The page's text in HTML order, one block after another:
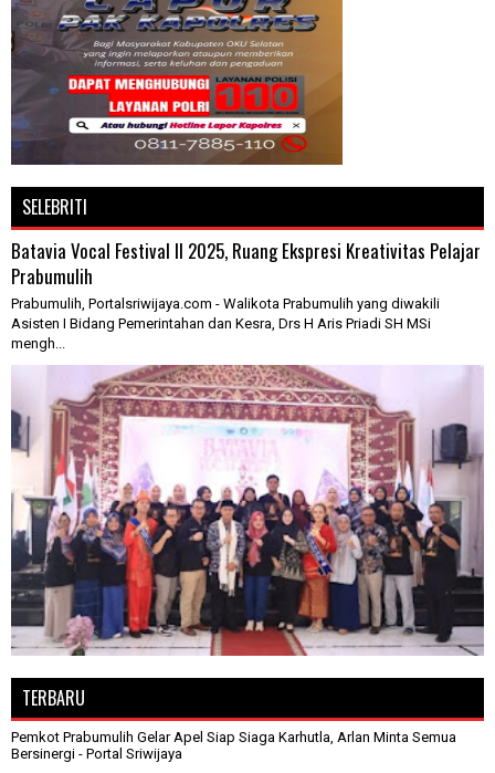
SELEBRITI
Batavia Vocal Festival II 2025, Ruang Ekspresi Kreativitas Pelajar
Prabumulih
Prabumulih, Portalsriwijaya.com - Walikota Prabumulih yang diwakili
Asisten I Bidang Pemerintahan dan Kesra, Drs H Aris Priadi SH MSi
mengh...
TERBARU
Pemkot Prabumulih Gelar Apel Siap Siaga Karhutla, Arlan Minta Semua
Bersinergi - Portal Sriwijaya